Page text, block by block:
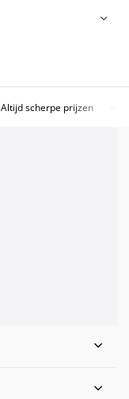
Altijd scherpe prijzen